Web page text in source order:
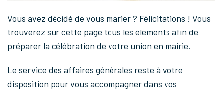
Vous avez décidé de vous marier ? Félicitations ! Vous
trouverez sur cette page tous les éléments afin de
préparer la célébration de votre union en mairie.
Le service des affaires générales reste à votre
disposition pour vous accompagner dans vos